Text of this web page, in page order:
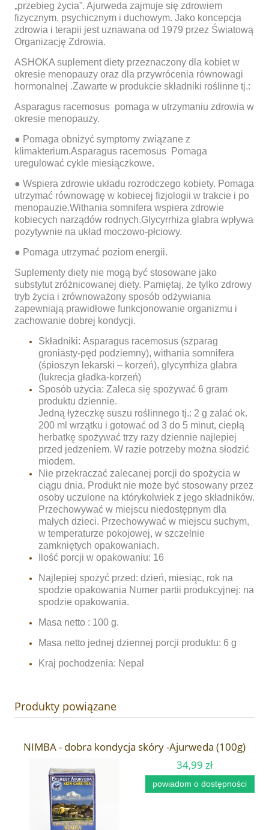
„przebieg życia”. Ajurweda zajmuje się zdrowiem
fizycznym, psychicznym i duchowym. Jako koncepcja
zdrowia i terapii jest uznawana od 1979 przez Światową
Organizację Zdrowia.
ASHOKA suplement diety przeznaczony dla kobiet w
okresie menopauzy oraz dla przywrócenia równowagi
hormonalnej .Zawarte w produkcie składniki roślinne tj.:
Asparagus racemosus pomaga w utrzymaniu zdrowia w
okresie menopauzy.
● Pomaga obniżyć symptomy związane z
klimakterium.Asparagus racemosus Pomaga
uregulować cykle miesiączkowe.
● Wspiera zdrowie układu rozrodczego kobiety. Pomaga
utrzymać równowagę w kobiecej fizjologii w trakcie i po
menopauzie.Withania somnifera wspiera zdrowie
kobiecych narządów rodnych.Glycyrrhiza glabra wpływa
pozytywnie na układ moczowo-płciowy.
● Pomaga utrzymać poziom energii.
Suplementy diety nie mogą być stosowane jako
substytut zróżnicowanej diety. Pamiętaj, że tylko zdrowy
tryb życia i zrównoważony sposób odżywiania
zapewniają prawidłowe funkcjonowanie organizmu i
zachowanie dobrej kondycji.
Składniki: Asparagus racemosus (szparag
groniasty-pęd podziemny), withania somnifera
(śpioszyn lekarski – korzeń), glycyrrhiza glabra
(lukrecja gładka-korzeń)
Sposób użycia: Zaleca się spożywać 6 gram
produktu dziennie.
Jedną łyżeczkę suszu roślinnego tj.: 2 g zalać ok.
200 ml wrzątku i gotować od 3 do 5 minut, ciepłą
herbatkę spożywać trzy razy dziennie najlepiej
przed jedzeniem. W razie potrzeby można słodzić
miodem.
Nie przekraczać zalecanej porcji do spożycia w
ciągu dnia. Produkt nie może być stosowany przez
osoby uczulone na którykolwiek z jego składników.
Przechowywać w miejscu niedostępnym dla
małych dzieci. Przechowywać w miejscu suchym,
w temperaturze pokojowej, w szczelnie
zamkniętych opakowaniach.
Ilość porcji w opakowaniu: 16
Najlepiej spożyć przed: dzień, miesiąc, rok na
spodzie opakowania Numer partii produkcyjnej: na
spodzie opakowania.
Masa netto : 100 g.
Masa netto jednej dziennej porcji produktu: 6 g
Kraj pochodzenia: Nepal
Produkty powiązane
NIMBA - dobra kondycja skóry -Ajurweda (100g)
34,99 zł
powiadom o dostępności